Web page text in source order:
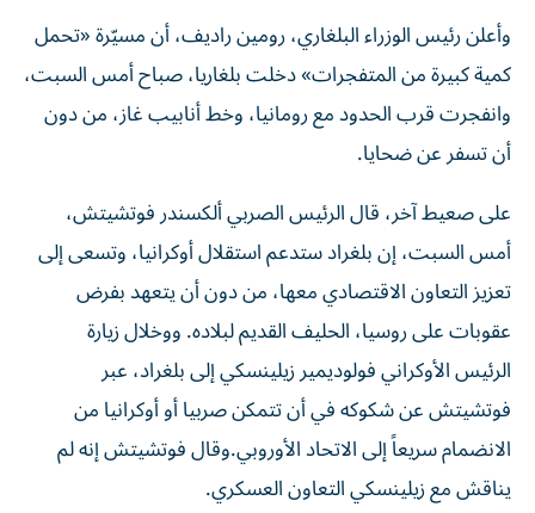
وأعلن رئيس الوزراء البلغاري، رومين راديف، أن مسيّرة «تحمل
كمية كبيرة من المتفجرات» دخلت بلغاريا، صباح أمس السبت،
وانفجرت قرب الحدود مع رومانيا، وخط أنابيب غاز، من دون
أن تسفر عن ضحايا.
على صعيط آخر، قال الرئيس الصربي ألكسندر فوتشيتش،
أمس السبت، إن بلغراد ستدعم استقلال أوكرانيا، وتسعى إلى
تعزيز التعاون الاقتصادي معها، من دون أن ‌يتعهد بفرض
عقوبات على روسيا، الحليف القديم لبلاده. ووخلال زيارة
الرئيس الأوكراني فولوديمير ​زيلينسكي إلى بلغراد، عبر
فوتشيتش عن شكوكه في أن تتمكن صربيا أو أوكرانيا ‌من
الانضمام سريعاً إلى الاتحاد الأوروبي.وقال فوتشيتش إنه لم
يناقش مع زيلينسكي التعاون العسكري.